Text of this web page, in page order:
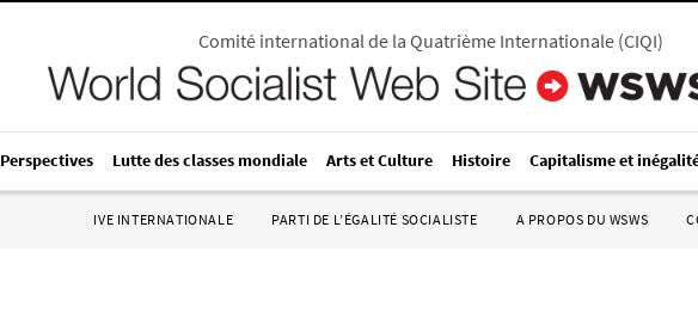
Comité international de la Quatrième Internationale(CIQI)
Perspectives Lutte des classes mondiale Arts et Culture Histoire Capitalisme et
IVE INTERNATIONALE PARTI DE L’ÉGALITÉ SOCIALISTE A PROPOS DU WSWS